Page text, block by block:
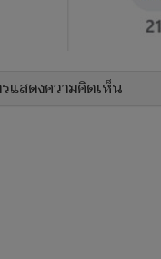
รแสดงความคิดเห็น